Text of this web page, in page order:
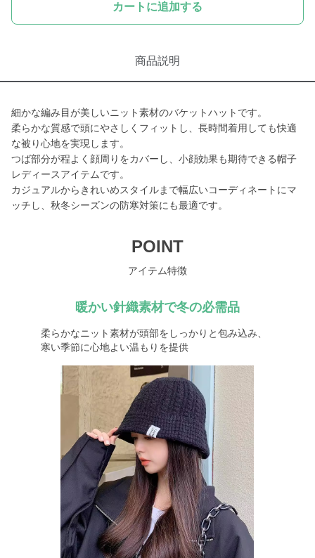
カートに追加する
商品説明
細かな編み目が美しいニット素材のバケットハットです。
柔らかな質感で頭にやさしくフィットし、長時間着用しても快適
な被り心地を実現します。
つば部分が程よく顔周りをカバーし、小顔効果も期待できる帽子
レディースアイテムです。
カジュアルからきれいめスタイルまで幅広いコーディネートにマ
ッチし、秋冬シーズンの防寒対策にも最適です。
POINT
アイテム特徴
暖かい針織素材で冬の必需品
柔らかなニット素材が頭部をしっかりと包み込み、
寒い季節に心地よい温もりを提供